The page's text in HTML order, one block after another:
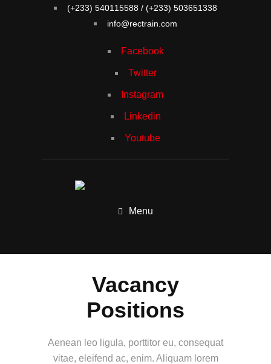
(+233) 540115588 / (+233) 503651338
info@rectrain.com
Facebook
Twitter
Instagram
Linkedin
Youtube
Menu
Vacancy
Positions
Aenean leo ligula, porttitor eu, consequat
vitae, eleifend ac, enim. Aliquam lorem